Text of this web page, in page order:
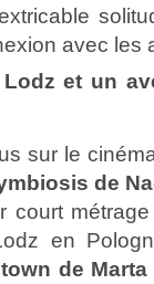
avec les
et un
sur le
de
court
en
de Marta